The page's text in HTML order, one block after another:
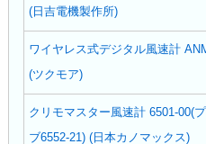
(日吉電機製作所)
ワイヤレス式デジタル風速計
(ツクモア)
クリモマスター風速計 6501-00(
ブ6552-21) (日本カノマックス)